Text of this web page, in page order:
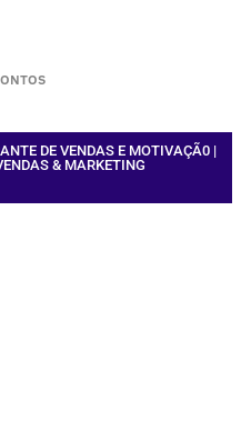
DE VENDAS E MOTIVAÇÃ0 |
& MARKETING